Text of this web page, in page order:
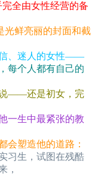
完全由女性经营的备
光鲜亮丽的封面和截
、迷人的女性——
每个人都有自己的
——还是初女，完
一生中最紧张的教
会塑造他的道路：
习生，试图在残酷
，